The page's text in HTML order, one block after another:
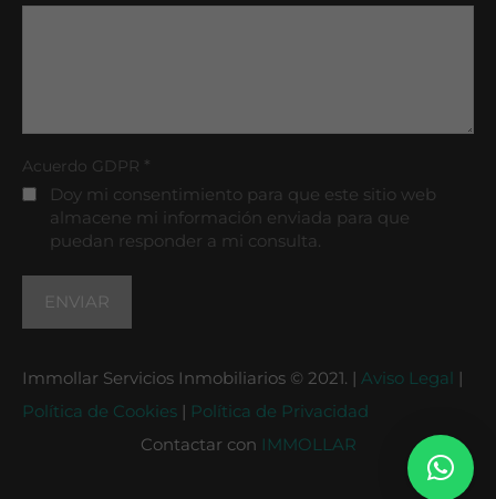
Acuerdo GDPR *
Doy mi consentimiento para que este sitio web
almacene mi información enviada para que
puedan responder a mi consulta.
Immollar Servicios Inmobiliarios © 2021. | Aviso Legal
|
Política de Cookies | Política de Privacidad
Contactar con IMMOLLAR